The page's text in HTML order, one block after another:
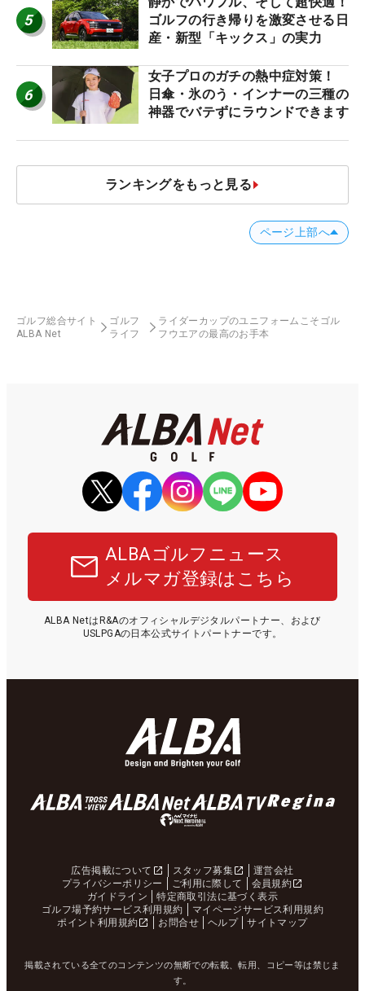
5
ゴルフの行き帰りを激変させる日
産・新型「キックス」の実力
6
女子プロのガチの熱中症対策！
日傘・氷のう・インナーの三種の
神器でバテずにラウンドできます
ランキングをもっと見る
ページ上部へ
ゴルフ総合サイト
ALBA Net
ゴルフ
ライフ
ライダーカップのユニフォームこそゴル
フウエアの最高のお手本
ALBAゴルフニュース
メルマガ登録はこちら
ALBA NetはR&Aのオフィシャルデジタルパートナー、および
USLPGAの日本公式サイトパートナーです。
広告掲載について スタッフ募集
運営会社
プライバシーポリシー
ご利用に際して
会員規約
ガイドライン
特定商取引法に基づく表示
ゴルフ場予約サービス利用規約
マイページサービス利用規約
ポイント利用規約
お問合せ ヘルプ サイトマップ
掲載されている全てのコンテンツの無断での転載、転用、コピー等は禁じま
す。